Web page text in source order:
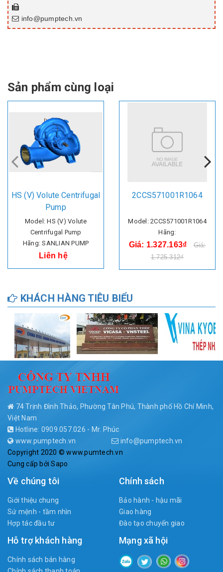
info@pumptech.vn
Sản phẩm cùng loại
HS (V) Volute Centrifugal
Pump
Model: HS (V) Volute
Centrifugal Pump
Hãng: SANLIAN PUMP
Liên hệ
2CCS571001R1064
Model: 2CCS571001R1064
Hãng:
Giá: 1.327.163₫
Giá:
1.725.312₫
KHÁCH HÀNG TIÊU BIỂU
74 Trịnh Đình Thảo, Phường Tân Phú, Thành phố Hồ Chí Minh,
Việt Nam
Hotline: 0909.057.026 - Mr. Phúc
www.pumptech.vn
info@pumptech.vn
Copyright 2020 © www.pumtech.vn
Cung cấp bởiSapo
Về chúng tôi
Giới thiệu chung
Sứ mệnh - tầm nhìn
Hợp tác đầu tư
Chính sách
Bảo hành - hậu mãi
Giao hàng
Đào tạo chuyển giao
Hỗ trợ khách hàng
Chính sách bán hàng
Mạng xã hội